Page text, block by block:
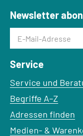
Newsletter
E-Mail-Adresse
Service
Service und
Begriffe A–Z
Adressen finden
Medien- &